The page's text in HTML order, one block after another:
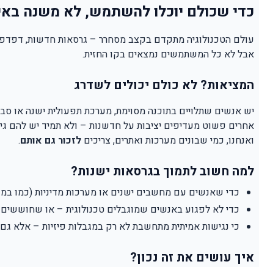
כדי שכולם יוכלו להשתמש, לא משנה
עולם הטכנולוגיה מתקדם בקצב מסחרר – גרסאות חדשות,
אבל לא כל המשתמשים נמצאים בקו החזית.
המציאות? לא כולם יכולים לשדרג
יש אנשים שתלויים בתוכנה מסוימת, מערכת תפעולית ישנה או
אחרים פשוט מעדיפים יציבות על חדשנות – ולא תמיד יש להם
ואנחנו, כמי שבונים מערכות ואתרים, צריכים לזכור גם אותם.
למה חשוב לתמוך בגרסאות ישנות?
כדי שאנשים עם מחשבים ישנים או מערכות מדיניות (כמו
כדי לא לפגוע באנשים שמוגבלים טכנולוגית – או
כי נגישות אמיתית מתחשבת לא רק במגבלות פיזיות – אלא גם
איך עושים את זה נכון?